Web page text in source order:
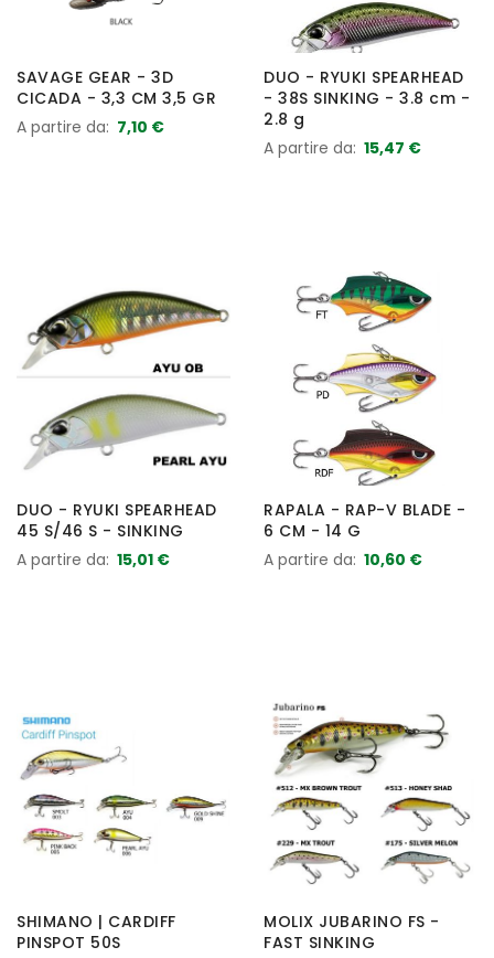
SAVAGE GEAR - 3D
CICADA - 3,3 CM 3,5 GR
A partire da 7,10 €
DUO - RYUKI SPEARHEAD
- 38S SINKING - 3.8 cm -
2.8 g
A partire da 15,47 €
DUO - RYUKI SPEARHEAD
45 S/46 S - SINKING
A partire da 15,01 €
RAPALA - RAP-V BLADE -
6 CM - 14 G
A partire da 10,60 €
SHIMANO | CARDIFF
PINSPOT 50S
MOLIX JUBARINO FS -
FAST SINKING